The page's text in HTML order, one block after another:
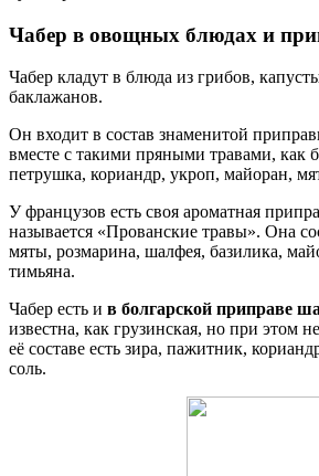
Чабер в овощных блюдах и
Чабер кладут в блюда из грибов,
баклажанов.
Он входит в состав знаменитой
вместе с такими пряными травами, как
петрушка, кориандр, укроп, майоран,
У французов есть своя ароматная
называется «Прованские травы». Она
мяты, розмарина, шалфея, базилика,
тимьяна.
Чабер есть и в болгарской приправе
известна, как грузинская, но при этом
её составе есть зира, пажитник,
соль.